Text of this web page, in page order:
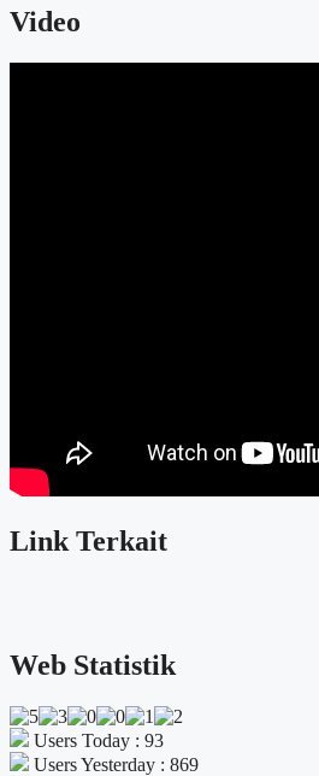
Video
Link Terkait
Web Statistik
Users Today : 93
Users Yesterday : 869